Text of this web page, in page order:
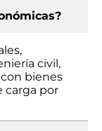
civil,
bienes
carga por